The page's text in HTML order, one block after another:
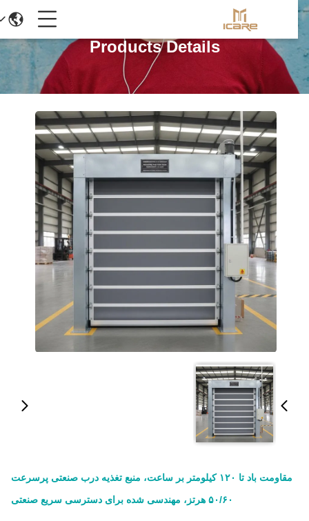
Products Details
مقاومت باد تا ۱۲۰ کیلومتر بر ساعت، منبع تغذیه درب صنعتی پرسرعت
۵۰/۶۰ هرتز، مهندسی شده برای دسترسی سریع صنعتی